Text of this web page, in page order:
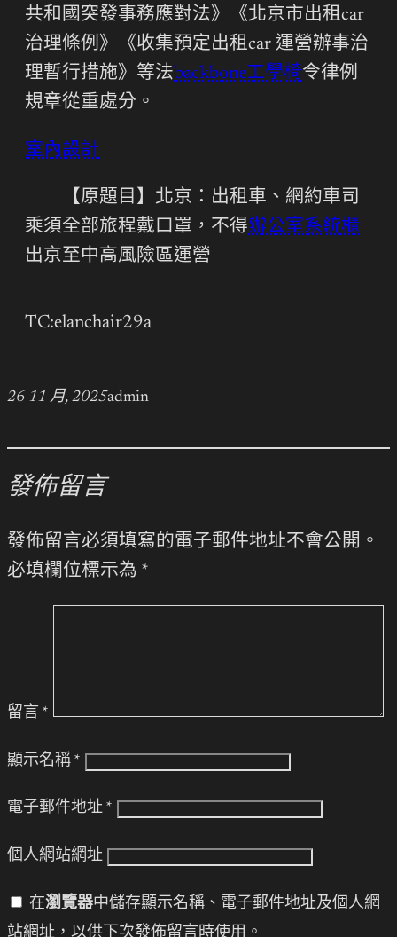
共和國突發事務應對法》《北京市出租car
治理條例》《收集預定出租car 運營辦事治
理暫行措施》等法backbone工學椅令律例
規章從重處分。
室內設計
【原題目】北京：出租車、網約車司
乘須全部旅程戴口罩，不得辦公室系統櫃
出京至中高風險區運營
TC:elanchair29a
26 11 月, 2025admin
發佈留言
發佈留言必須填寫的電子郵件地址不會公開。
必填欄位標示為 *
留言 *
顯示名稱 *
電子郵件地址 *
個人網站網址
在瀏覽器中儲存顯示名稱、電子郵件地址及個人網
站網址，以供下次發佈留言時使用。